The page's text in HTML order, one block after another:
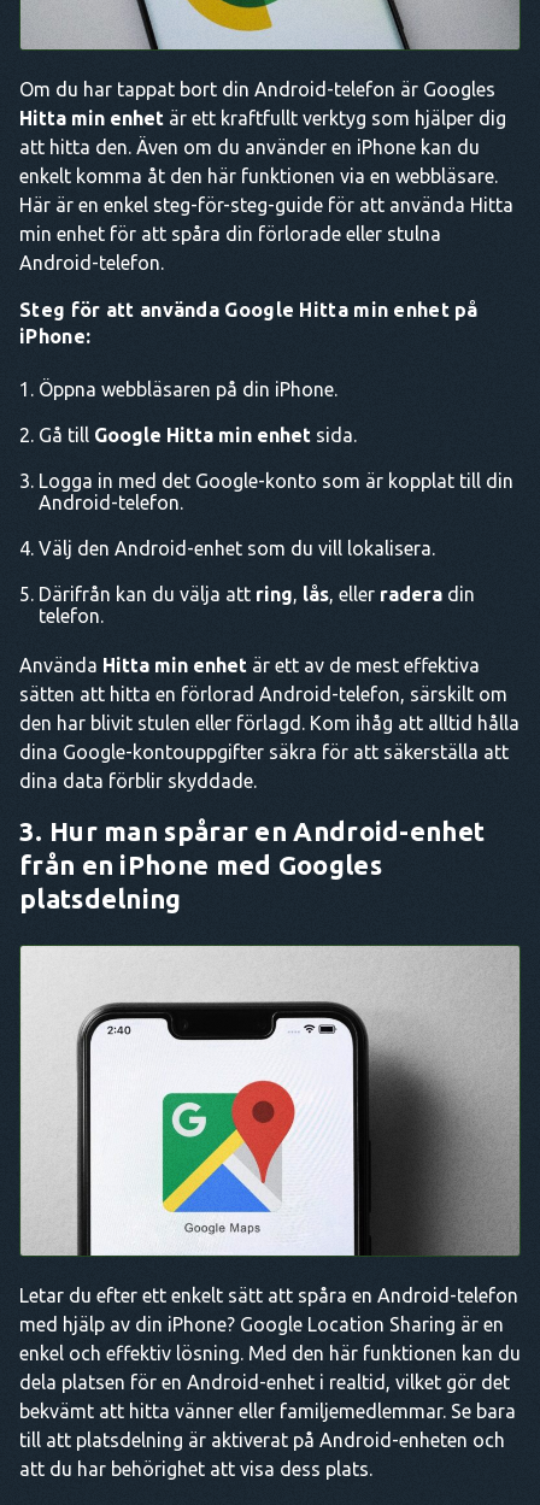
Om du har tappat bort din Android-telefon är Googles
Hitta min enhet är ett kraftfullt verktyg som hjälper dig
att hitta den. Även om du använder en iPhone kan du
enkelt komma åt den här funktionen via en webbläsare.
Här är en enkel steg-för-steg-guide för att använda Hitta
min enhet för att spåra din förlorade eller stulna
Android-telefon.
Steg för att använda Google Hitta min enhet på
iPhone:
Öppna webbläsaren på din iPhone.
Gå till Google Hitta min enhet sida.
Logga in med det Google-konto som är kopplat till din
Android-telefon.
Välj den Android-enhet som du vill lokalisera.
Därifrån kan du välja att ring, lås, eller radera din
telefon.
Använda Hitta min enhet är ett av de mest effektiva
sätten att hitta en förlorad Android-telefon, särskilt om
den har blivit stulen eller förlagd. Kom ihåg att alltid hålla
dina Google-kontouppgifter säkra för att säkerställa att
dina data förblir skyddade.
3. Hur man spårar en Android-enhet
från en iPhone med Googles
platsdelning
Letar du efter ett enkelt sätt att spåra en Android-telefon
med hjälp av din iPhone? Google Location Sharing är en
enkel och effektiv lösning. Med den här funktionen kan du
dela platsen för en Android-enhet i realtid, vilket gör det
bekvämt att hitta vänner eller familjemedlemmar. Se bara
till att platsdelning är aktiverat på Android-enheten och
att du har behörighet att visa dess plats.